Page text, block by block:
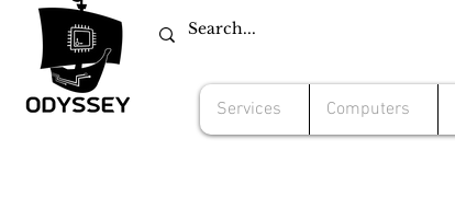
Services Computers